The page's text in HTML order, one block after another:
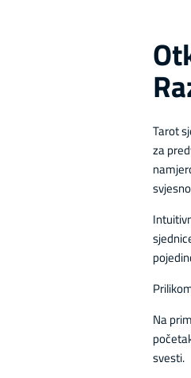
Tarot
za
Na
svesti.